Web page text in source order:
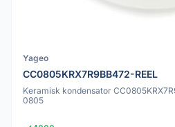
Yageo
CC0805KRX7R9BB472-REEL
Keramisk kondensator
0805